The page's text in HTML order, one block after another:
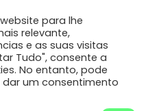
reservados | Design by:
para lhe
relevante,
e as suas visitas
Tudo", consente a
No entanto, pode
dar um consentimento